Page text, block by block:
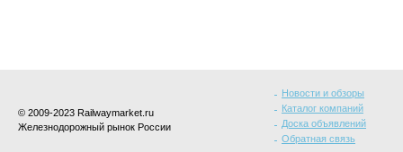
© 2009-2023 Railwaymarket.ru
Железнодорожный рынок России
Новости и обзоры
Каталог компаний
Доска объявлений
Обратная связь